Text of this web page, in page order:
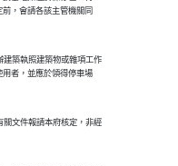
前，會請各該主管機關同
建築執照建築物或雜項工作
用者，並應於領得停車場
關文件報請本府核定，非經